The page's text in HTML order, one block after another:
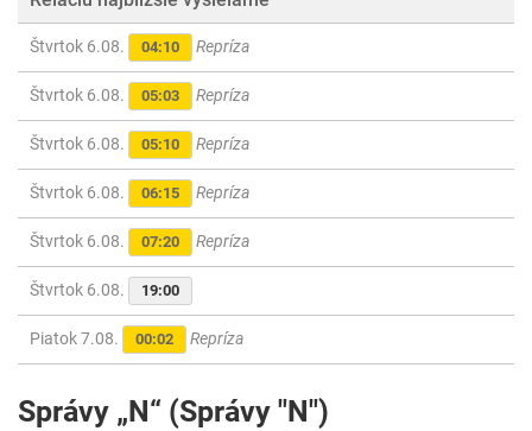
Štvrtok 6.08. 04:10 Repríza
Štvrtok 6.08. 05:03 Repríza
Štvrtok 6.08. 05:10 Repríza
Štvrtok 6.08. 06:15 Repríza
Štvrtok 6.08. 07:20 Repríza
Štvrtok 6.08. 19:00
Piatok 7.08. 00:02 Repríza
Správy „N“ (Správy "N")